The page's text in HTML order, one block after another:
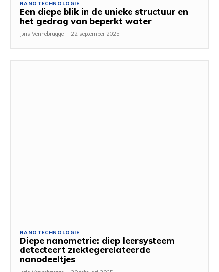
NANOTECHNOLOGIE
Een diepe blik in de unieke structuur en
het gedrag van beperkt water
Joris Vennebrugge - 22 september 2025
NANOTECHNOLOGIE
Diepe nanometrie: diep leersysteem
detecteert ziektegerelateerde
nanodeeltjes